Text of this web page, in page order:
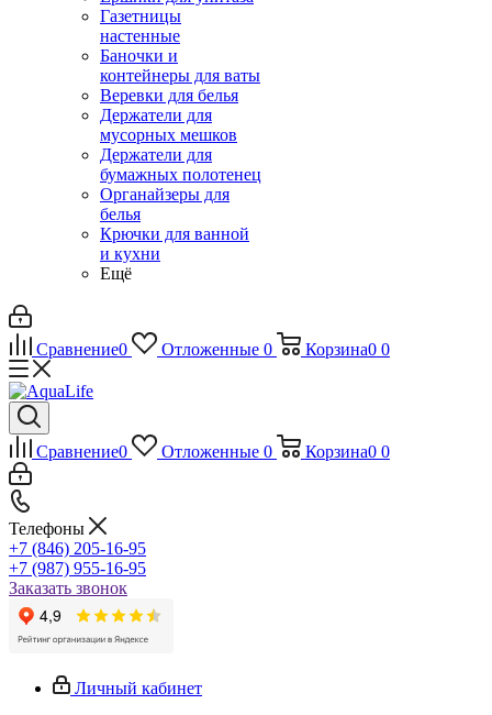
Газетницы
настенные
Баночки и
контейнеры для ваты
Веревки для белья
Держатели для
мусорных мешков
Держатели для
бумажных полотенец
Органайзеры для
белья
Крючки для ванной
и кухни
Ещё
Сравнение0 Отложенные 0 Корзина0 0
Сравнение0 Отложенные 0 Корзина0 0
Телефоны
+7 (846) 205-16-95
+7 (987) 955-16-95
Заказать звонок
Личный кабинет